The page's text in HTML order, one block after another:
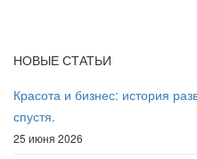
НОВЫЕ СТАТЬИ
Красота и бизнес: история
спустя.
25 июня 2026